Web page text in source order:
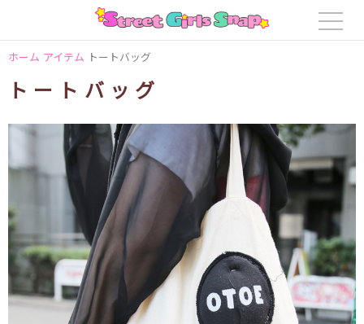
ホーム アイテム トートバッグ
トートバッグ